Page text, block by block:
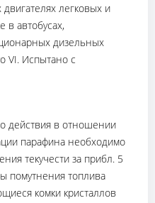
легковых и
в автобусах,
дизельных
VI. Испытано с
действия в отношении
парафина необходимо
текучести за прибл. 5
помутнения топлива
комки кристаллов